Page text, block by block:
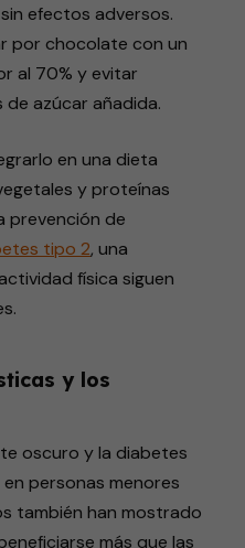
efectos adversos.
por chocolate con un
al 70% y evitar
azúcar añadida.
en una dieta
y proteínas
prevención de
tipo 2, una
física siguen
y los
oscuro y la diabetes
personas menores
también han mostrado
más que las